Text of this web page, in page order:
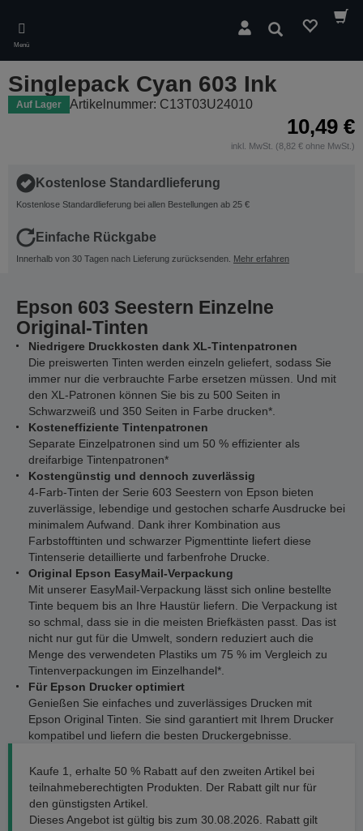
main
content
Menü
Suchen
Singlepack Cyan 603 Ink
Auf Lager Artikelnummer: C13T03U24010
10,49 €
inkl. MwSt. (8,82 € ohne MwSt.)
Kostenlose Standardlieferung
Kostenlose Standardlieferung bei allen Bestellungen ab 25 €
Einfache Rückgabe
Innerhalb von 30 Tagen nach Lieferung zurücksenden. Mehr erfahren
Epson 603 Seestern Einzelne
Original-Tinten
Niedrigere Druckkosten dank XL-Tintenpatronen
Die preiswerten Tinten werden einzeln geliefert, sodass Sie
immer nur die verbrauchte Farbe ersetzen müssen. Und mit
den XL-Patronen können Sie bis zu 500 Seiten in
Schwarzweiß und 350 Seiten in Farbe drucken*.
Kosteneffiziente Tintenpatronen
Separate Einzelpatronen sind um 50 % effizienter als
dreifarbige Tintenpatronen*
‬Kostengünstig und dennoch zuverlässig
4-Farb-Tinten der Serie 603 Seestern von Epson bieten
zuverlässige, lebendige und gestochen scharfe Ausdrucke bei
minimalem Aufwand. Dank ihrer Kombination aus
Farbstofftinten und schwarzer Pigmenttinte liefert diese
Tintenserie detaillierte und farbenfrohe Drucke.
Original Epson EasyMail-Verpackung
Mit unserer EasyMail-Verpackung lässt sich online bestellte
Tinte bequem bis an Ihre Haustür liefern. Die Verpackung ist
so schmal, dass sie in die meisten Briefkästen passt. Das ist
nicht nur gut für die Umwelt, sondern reduziert auch die
Menge des verwendeten Plastiks um 75 % im Vergleich zu
Tintenverpackungen im Einzelhandel*.
Für Epson Drucker optimiert
Genießen Sie einfaches und zuverlässiges Drucken mit
Epson Original Tinten. Sie sind garantiert mit Ihrem Drucker
kompatibel und liefern die besten Druckergebnisse.
Kaufe 1, erhalte 50 % Rabatt auf den zweiten Artikel bei
teilnahmeberechtigten Produkten. Der Rabatt gilt nur für
den günstigsten Artikel.
Dieses Angebot ist gültig bis zum 30.08.2026. Rabatt gilt